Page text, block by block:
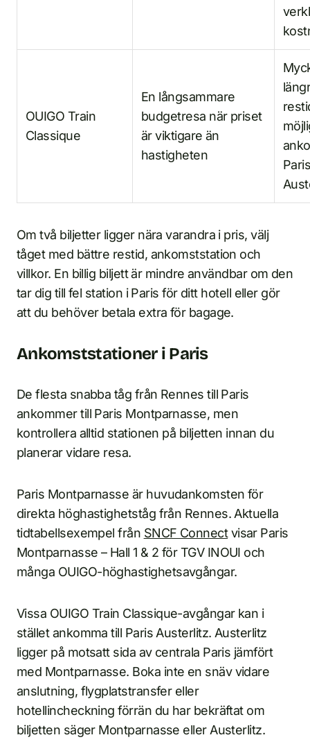
OUIGO Train
Classique
En långsammare
budgetresa när priset
är viktigare än
hastigheten
Om två biljetter ligger nära varandra i pris, välj
tåget med bättre restid, ankomststation och
villkor. En billig biljett är mindre användbar om den
tar dig till fel station i Paris för ditt hotell eller gör
att du behöver betala extra för bagage.
Ankomststationer i Paris
De flesta snabba tåg från Rennes till Paris
ankommer till Paris Montparnasse, men
kontrollera alltid stationen på biljetten innan du
planerar vidare resa.
Paris Montparnasse är huvudankomsten för
direkta höghastighetståg från Rennes. Aktuella
tidtabellsexempel från SNCF Connectvisar Paris
Montparnasse – Hall 1 & 2 för TGV INOUI och
många OUIGO-höghastighetsavgångar.
Vissa OUIGO Train Classique-avgångar kan i
stället ankomma till Paris Austerlitz. Austerlitz
ligger på motsatt sida av centrala Paris jämfört
med Montparnasse. Boka inte en snäv vidare
anslutning, flygplatstransfer eller
hotellincheckning förrän du har bekräftat om
biljetten säger Montparnasse eller Austerlitz.